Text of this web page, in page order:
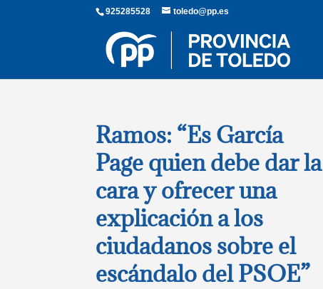
925285528 toledo@pp.es
Ramos: “Es García
Page quien debe dar la
cara y ofrecer una
explicación a los
ciudadanos sobre el
escándalo del PSOE”